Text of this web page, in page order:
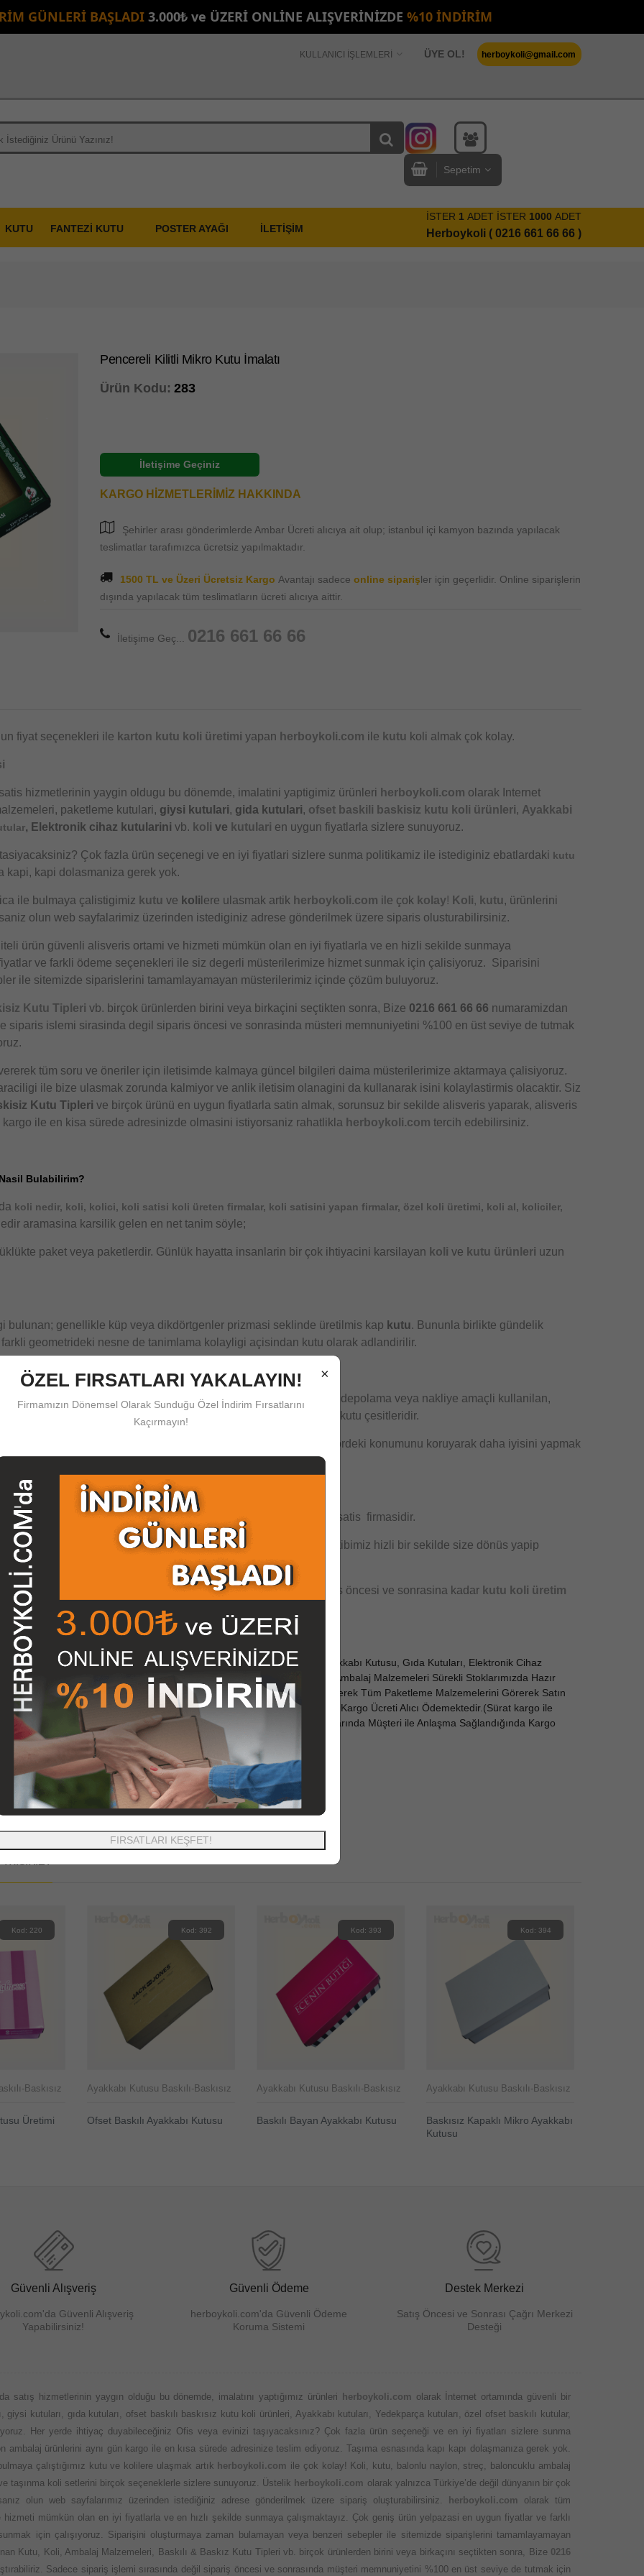
GÜNLERİ BAŞLADI 3.000₺ ve ÜZERİ ONLİNE ALIŞVERİNİZDE %10 İNDİRİM
KULLANICI İŞLEMLERİ ÜYE OL! herboykoli@gmail.com
Sepetim
KUTU FANTEZİ KUTU POSTER AYAĞI İLETİŞİM
İSTER 1 ADET İSTER 1000 ADET
Herboykoli ( 0216 661 66 66 )
Pencereli Kilitli Mikro Kutu İmalatı
Ürün Kodu: 283
İletişime Geçiniz
KARGO HİZMETLERİMİZ HAKKINDA
Şehirler arası gönderimlerde Ambar Ücreti alıcıya ait olup; istanbul içi kamyon bazında yapılacak
teslimatlar tarafımızca ücretsiz yapılmaktadır.
1500 TL ve Üzeri Ücretsiz Kargo Avantajı sadece online siparişler için geçerlidir. Online siparişlerin
dışında yapılacak tüm teslimatların ücreti alıcıya aittir.
İletişime Geç... 0216 661 66 66
fiyat seçenekleri ile karton kutu koli üretimi yapan herboykoli.com ile kutu koli almak çok kolay.
hizmetlerinin yaygin oldugu bu dönemde, imalatini yaptigimiz ürünleri herboykoli.com olarak Internet
paketleme kutulari, giysi kutulari, gida kutulari, ofset baskili baskisiz kutu koli ürünleri, Ayakkabi
, Elektronik cihaz kutularini vb. koli ve kutulari en uygun fiyatlarla sizlere sunuyoruz.
Çok fazla ürün seçenegi ve en iyi fiyatlari sizlere sunma politikamiz ile istediginiz ebatlardaki kutu
kapi, kapi dolasmaniza gerek yok.
ile bulmaya çalistigimiz kutu ve koli lere ulasmak artik herboykoli.com ile çok kolay! Koli, kutu, ürünlerini
olun web sayfalarimiz üzerinden istediginiz adrese gönderilmek üzere siparis olusturabilirsiniz.
ürün güvenli alisveris ortami ve hizmeti mümkün olan en iyi fiyatlarla ve en hizli sekilde sunmaya
ve farkli ödeme seçenekleri ile siz degerli müsterilerimize hizmet sunmak için çalisiyoruz. Siparisini
ile sitemizde siparislerini tamamlayamayan müsterilerimiz içinde çözüm buluyoruz.
Kutu Tipleri vb. birçok ürünlerden birini veya birkaçini seçtikten sonra, Bize 0216 661 66 66 numaramizdan
islemi sirasinda degil siparis öncesi ve sonrasinda müsteri memnuniyetini %100 en üst seviye de tutmak
tüm soru ve öneriler için iletisimde kalmaya güncel bilgileri daima müsterilerimize aktarmaya çalisiyoruz.
ile bize ulasmak zorunda kalmiyor ve anlik iletisim olanagini da kullanarak isini kolaylastirmis olacaktir. Siz
Kutu Tipleri ve birçok ürünü en uygun fiyatlarla satin almak, sorunsuz bir sekilde alisveris yaparak, alisveris
ile en kisa sürede adresinizde olmasini istiyorsaniz rahatlikla herboykoli.com tercih edebilirsiniz.
Bulabilirim?
koli nedir, koli, kolici, koli satisi koli üreten firmalar, koli satisini yapan firmalar, özel koli üretimi, koli al, koliciler,
aramasina karsilik gelen en net tanim söyle;
paket veya paketlerdir. Günlük hayatta insanlarin bir çok ihtiyacini karsilayan koli ve kutu ürünleri uzun
bulunan; genellikle küp veya dikdörtgenler prizmasi seklinde üretilmis kap kutu. Bununla birlikte gündelik
geometrideki nesne de tanimlama kolayligi açisindan kutu olarak adlandirilir.
Basliklar Altinda Toplanir
oldugunuz belge, ürün, esya, elbise, ofis, ev malzemeleri depolama veya nakliye amaçli kullanilan,
kolayligi bulunan, çalisma alaninizi genisletecek olan Koli kutu çesitleridir.
ilke edinen
sektörde kaliteyi yakalamis ve sektördeki konumunu koruyarak daha iyisini yapmak
sekilde üretebilir size ulastirabilir potansiyele sahip satis firmasidir.
iletisim kanallarimizi kullanarak iletmeniz durumunda grafiker ekibimiz hizli bir sekilde size dönüs yapip
kolileriniz üretilip size ulastirilmak üzere kargoya verilmektedir. Satis öncesi ve sonrasina kadar kutu koli üretim
Satışını Yapmış Olduğumuz Koli, Nakliye Kutusu, Karton Kutu,Ayakkabı Kutusu, Gıda Kutuları, Elektronik Cihaz
Ayaklı Poster (Poster Ayağı), Ofset Baskılı Kutular,Koli Bandı ve Ambalaj Malzemeleri Sürekli Stoklarımızda Hazır
Satın Alabilir veya İletişim Sayfamızdan Ulaşacağınız Adresimize Gelerek Tüm Paketleme Malzemelerini Görerek Satın
1500 TL. ve Üzeri KARGO ÜCRETSİZ Olup,1500 TL den AzSiparişlerde
Kargo Ücreti Alıcı Ödemektedir.(Sürat kargo ile
Teslimat Adresinin Uzaklığı ve Miktarına Göre Değişebilir, Teslimat Koşullarında Müşteri ile Anlaşma Sağlandığında Kargo
Ürün Etiketleri: Pencereli Kilitli Mikro Kutu İmalatı
Kod: 220
Baskısız
Üretimi
Kod: 392
Ayakkabı Kutusu Baskılı-Baskısız
Ofset Baskılı Ayakkabı Kutusu
ÜRÜNÜ İNCELE
Kod: 393
Ayakkabı Kutusu Baskılı-Baskısız
Baskılı Bayan Ayakkabı Kutusu
ÜRÜNÜ İNCELE
Kod: 394
Ayakkabı Kutusu Baskılı-Baskısız
Baskısız Kapaklı Mikro Ayakkabı
Kutusu
ÜRÜNÜ İNCELE
Güvenli Alışveriş
Güvenli Alışveriş
Yapabilirsiniz!
Güvenli Ödeme
herboykoli.com'da Güvenli Ödeme
Koruma Sistemi
Destek Merkezi
Satış Öncesi ve Sonrası Çağrı Merkezi
Desteği
satış hizmetlerinin yaygın olduğu bu dönemde, imalatını yaptığımız ürünleri herboykoli.com olarak İnternet ortamında güvenli bir
kutuları, gıda kutuları, ofset baskılı baskısız kutu koli ürünleri, Ayakkabı kutuları, Yedekparça kutuları, özel ofset baskılı kutular,
Her yerde ihtiyaç duyabileceğiniz Ofis veya evinizi taşıyacaksınız? Çok fazla ürün seçeneği ve en iyi fiyatları sizlere sunma
ürünlerini aynı gün kargo ile en kısa sürede adresinize teslim ediyoruz. Taşıma esnasında kapı kapı dolaşmanıza gerek yok.
çalıştığımız kutu ve kolilere ulaşmak artık herboykoli.com ile çok kolay! Koli, kutu, balonlu naylon, streç, baloncuklu ambalaj
taşınma koli setlerini birçok seçeneklerle sizlere sunuyoruz. Üstelik herboykoli.com olarak yalnızca Türkiye’de değil dünyanın bir çok
olun web sayfalarımız üzerinden istediğiniz adrese gönderilmek üzere sipariş oluşturabilirsiniz.
herboykoli.com olarak tüm
hizmeti mümkün olan en iyi fiyatlarla ve en hızlı şekilde sunmaya çalışmaktayız. Çok geniş ürün yelpazasi en uygun fiyatlar ve farklı
için çalışıyoruz. Siparişini oluşturmaya zaman bulamayan veya benzeri sebepler ile sitemizde siparişlerini tamamlayamayan
Kutu, Koli, Ambalaj Malzemeleri, Baskılı & Baskız Kutu Tipleri vb. birçok ürünlerden birini veya birkaçını seçtikten sonra, Bize 0216
Sadece sipariş işlemi sırasında değil sipariş öncesi ve sonrasında müşteri memnuniyetini %100 en üst seviye de tutmak için
×
ÖZEL FIRSATLARI YAKALAYIN!
Firmamızın Dönemsel Olarak Sunduğu Özel İndirim Fırsatlarını
Kaçırmayın!
FIRSATLARI KEŞFET!